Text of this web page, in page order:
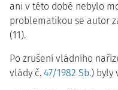
ani v této době nebylo
problematikou se autor
(11).
Po zrušení vládního
vlády č. 47/1982 Sb.) byly